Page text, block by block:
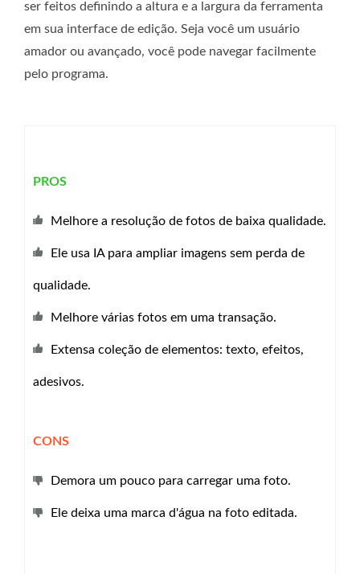
ser feitos definindo a altura e a largura da ferramenta
em sua interface de edição. Seja você um usuário
amador ou avançado, você pode navegar facilmente
pelo programa.
PROS
Melhore a resolução de fotos de baixa qualidade.
Ele usa IA para ampliar imagens sem perda de
qualidade.
Melhore várias fotos em uma transação.
Extensa coleção de elementos: texto, efeitos,
adesivos.
CONS
Demora um pouco para carregar uma foto.
Ele deixa uma marca d'água na foto editada.